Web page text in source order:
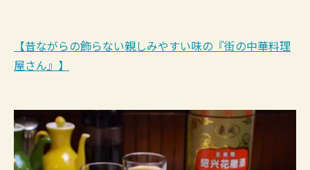
【昔ながらの飾らない親しみやすい味の『街の中華料理
屋さん』】